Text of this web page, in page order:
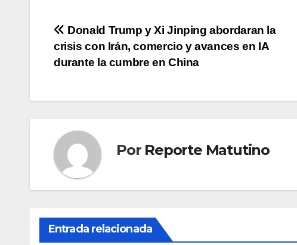
Navegación
de
Donald Trump y Xi Jinping abordaran la
crisis con Irán, comercio y avances en IA
durante la cumbre en China
Por Reporte Matutino
Entrada relacionada